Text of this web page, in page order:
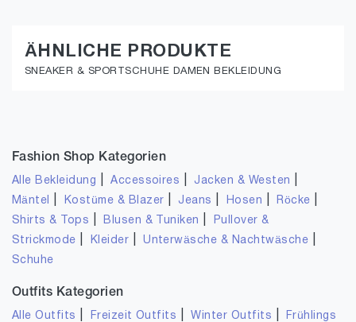
ÄHNLICHE PRODUKTE
SNEAKER & SPORTSCHUHE DAMEN BEKLEIDUNG
Fashion Shop Kategorien
Alle Bekleidung |Accessoires Jacken & Westen
Mäntel Kostüme & Blazer Jeans Hosen Röcke
Shirts & Tops Blusen & Tuniken
Pullover &
Strickmode
Kleider |Unterwäsche & Nachtwäsche
Schuhe
Outfits Kategorien
Alle Outfits Freizeit Outfits |Winter Outfits
Frühlings